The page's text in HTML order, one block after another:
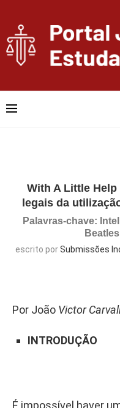
With A Little
legais da
Palavras-chave:
escrito porSubmissões
Por João Victor
INTRODUÇÃO
É impossível haver